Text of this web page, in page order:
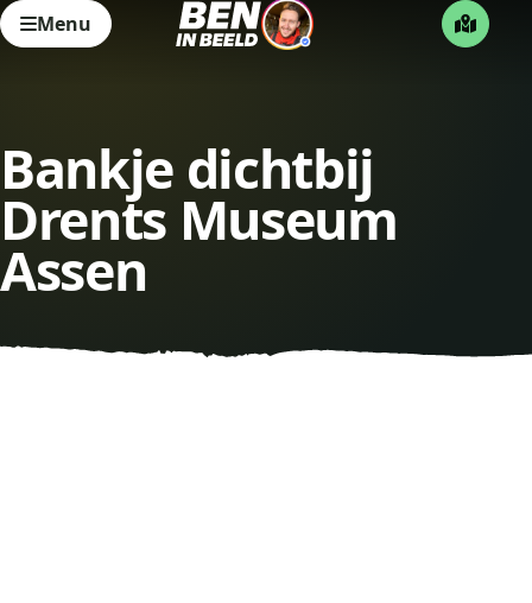
Menu
Bankje dichtbij
Drents Museum
Assen